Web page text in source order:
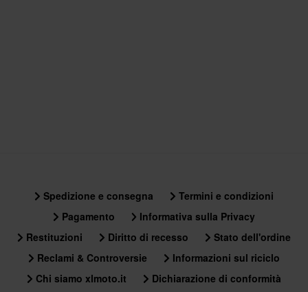
Spedizione e consegna
Termini e condizioni
Pagamento
Informativa sulla Privacy
Restituzioni
Diritto di recesso
Stato dell'ordine
Reclami & Controversie
Informazioni sul riciclo
Chi siamo xlmoto.it
Dichiarazione di conformità